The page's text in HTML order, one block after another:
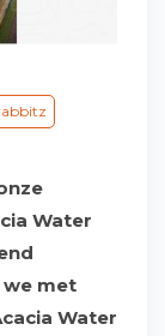
Water
met
Water